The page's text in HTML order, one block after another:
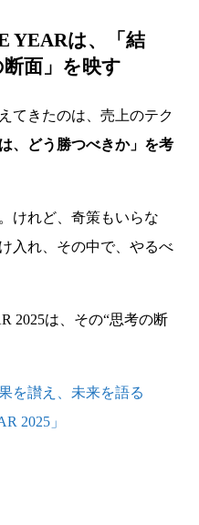
YEARは、「結
面」を映す
てきたのは、売上のテク
、どう勝つべきか」を考
けれど、奇策もいらな
入れ、その中で、やるべ
2025は、その“思考の断
果を讃え、未来を語る
2025」